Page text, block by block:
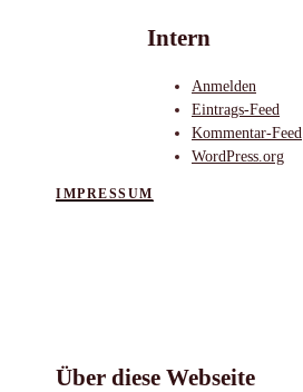
Intern
Anmelden
Eintrags-Feed
Kommentar-Feed
WordPress.org
IMPRESSUM
Über diese Webseite